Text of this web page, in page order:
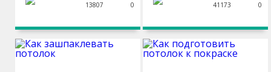
0
13807 0
41173